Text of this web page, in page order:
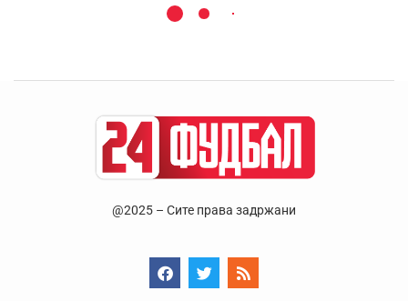
@2025 – Сите права задржани